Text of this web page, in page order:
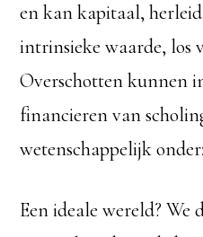
en kan kapitaal,
intrinsieke waarde, los
Overschotten kunnen
financieren van
wetenschappelijk
Een ideale wereld? We